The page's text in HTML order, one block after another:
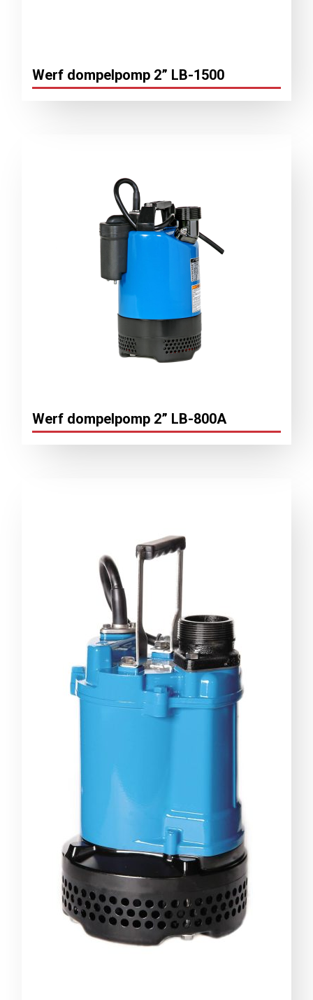
Werf dompelpomp 2” LB-1500
Werf dompelpomp 2” LB-800A